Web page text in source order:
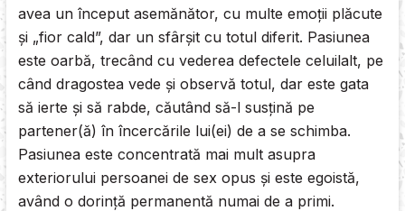
avea un început asemănător, cu multe emoţii plăcute
şi „fior cald”, dar un sfârşit cu totul diferit. Pasiunea
este oarbă, trecând cu vederea defectele celuilalt, pe
când dragostea vede şi observă totul, dar este gata
să ierte şi să rabde, căutând să-l susţină pe
partener(ă) în încercările lui(ei) de a se schimba.
Pasiunea este concentrată mai mult asupra
exteriorului persoanei de sex opus şi este egoistă,
având o dorinţă permanentă numai de a primi.